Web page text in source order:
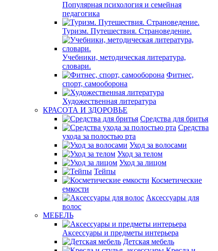
Популярная психология и семейная
педагогика
Туризм. Путешествия. Страноведение.
Учебники, методическая литература,
словари.
Фитнес,
спорт, самооборона
Художественная литература
КРАСОТА И ЗДОРОВЬЕ
Средства для бритья
Средства
ухода за полостью рта
Уход за волосами
Уход за телом
Уход за лицом
Тейпы
Косметические
емкости
Аксессуары для
волос
МЕБЕЛЬ
Аксессуары и предметы интерьера
Детская мебель